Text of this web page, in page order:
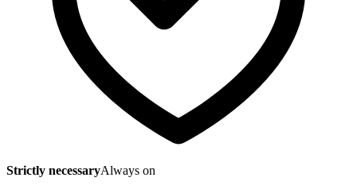
Strictly necessaryAlways on